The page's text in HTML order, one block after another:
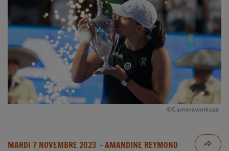
©Cameraworkusa
MARDI 7 NOVEMBRE 2023 - AMANDINE REYMOND